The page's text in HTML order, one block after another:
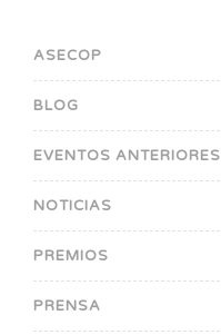
ASECOP
BLOG
EVENTOS ANTERIORES
NOTICIAS
PREMIOS
PRENSA